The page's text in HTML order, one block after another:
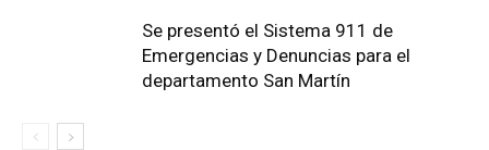
Se presentó el Sistema 911 de
Emergencias y Denuncias para el
departamento San Martín